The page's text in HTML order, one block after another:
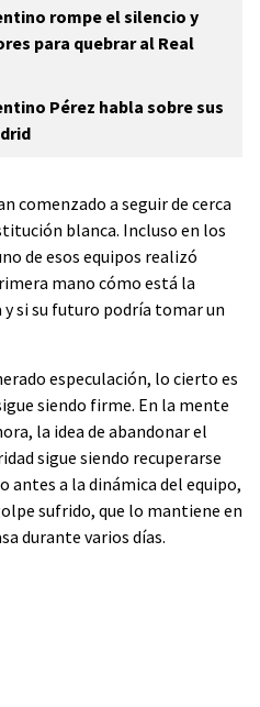
rompe el silencio y
para quebrar al Real
Pérez habla sobre sus
comenzado a seguir de cerca
blanca. Incluso en los
de esos equipos realizó
mano cómo está la
si su futuro podría tomar un
especulación, lo cierto es
siendo firme. En la mente
la idea de abandonar el
sigue siendo recuperarse
antes a la dinámica del equipo,
sufrido, que lo mantiene en
durante varios días.